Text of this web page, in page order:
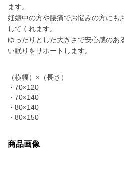
ます。
妊娠中の方や腰痛でお悩みの方にも
してくれます。
ゆったりとした大きさで安心感のあ
い眠りをサポートします。
（横幅）×（長さ）
・70×120
・70×140
・80×140
・80×150
商品画像